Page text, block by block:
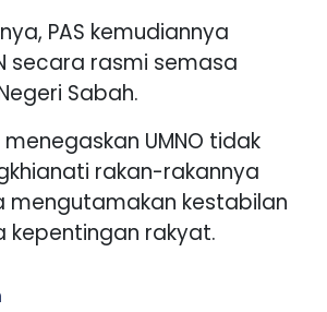
PAS kemudiannya
secara rasmi semasa
Sabah.
UMNO tidak
rakan-rakannya
mengutamakan kestabilan
kepentingan rakyat.